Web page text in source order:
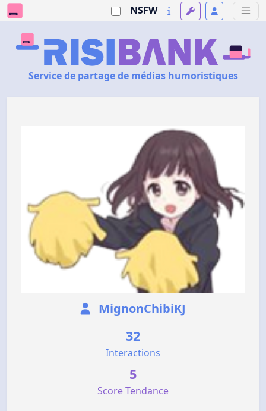
NSFW
Service de partage de médias humoristiques
MignonChibiKJ
32
Interactions
5
Score Tendance